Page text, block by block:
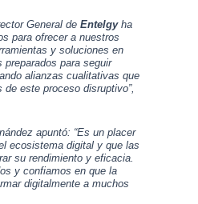
General de Entelgyha
para ofrecer a nuestros
y soluciones en
para seguir
alianzas cualitativas que
este proceso disruptivo”,
apuntó: “Es un placer
ecosistema digital y que las
su rendimiento y eficacia.
y confiamos en que la
digitalmente a muchos